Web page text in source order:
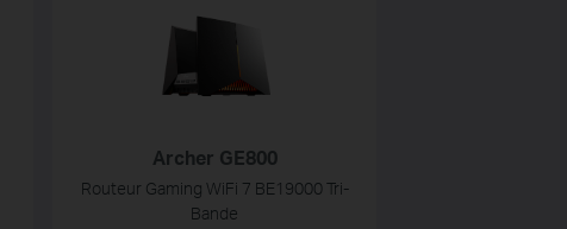
Archer GE800
Routeur Gaming WiFi 7 BE19000 Tri-
Bande